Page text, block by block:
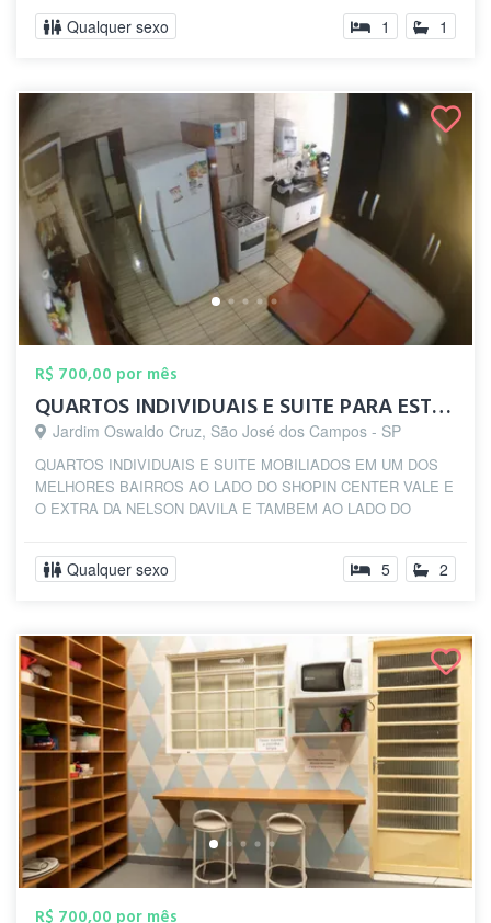
Qualquer sexo 1 1
R$ 700,00 por mês
QUARTOS INDIVIDUAIS E SUITE PARA ESTUDAN...
Jardim Oswaldo Cruz, São José dos Campos - SP
QUARTOS INDIVIDUAIS E SUITE MOBILIADOS EM UM DOS
MELHORES BAIRROS AO LADO DO SHOPIN CENTER VALE E
O EXTRA DA NELSON DAVILA E TAMBEM AO LADO DO
Qualquer sexo 5 2
R$ 700,00 por mês